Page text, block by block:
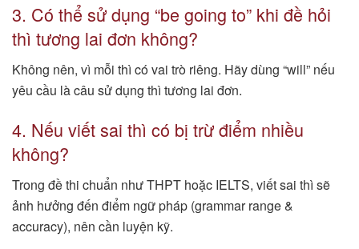
3. Có thể sử dụng “be going to” khi đề hỏi
thì tương lai đơn không?
Không nên, vì mỗi thì có vai trò riêng. Hãy dùng “will” nếu
yêu cầu là câu sử dụng thì tương lai đơn.
4. Nếu viết sai thì có bị trừ điểm nhiều
không?
Trong đề thi chuẩn như THPT hoặc IELTS, viết sai thì sẽ
ảnh hưởng đến điểm ngữ pháp (grammar range &
accuracy), nên cần luyện kỹ.